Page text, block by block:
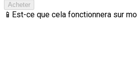
Acheter
📱 Est-ce que cela fonctionnera sur